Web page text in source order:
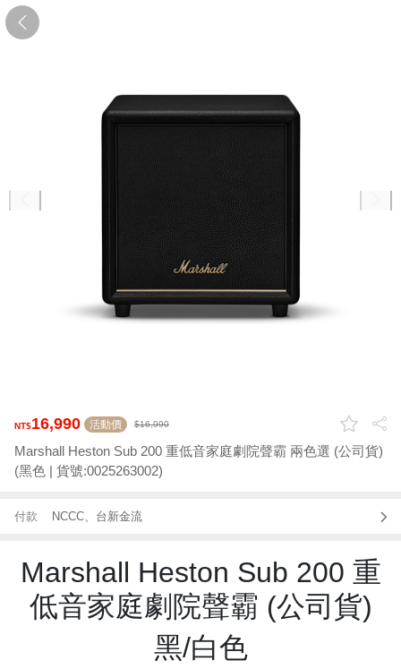
16,990 活動價 16,990
Marshall Heston Sub 200 重低音家庭劇院聲霸 兩色選 (公司貨)
(黑色 | 貨號:0025263002)
付款 NCCC、台新金流
Marshall Heston Sub 200 重
低音家庭劇院聲霸 (公司貨)
黑/白色